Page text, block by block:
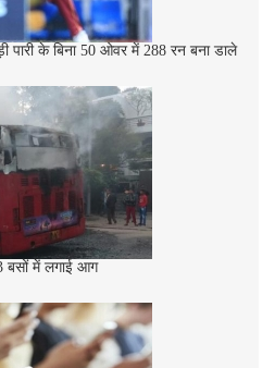
पारी के बिना 50 ओवर में 288 रन बना डाले
बसों में लगाई आग